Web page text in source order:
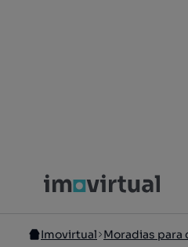
Imovirtual Moradias para